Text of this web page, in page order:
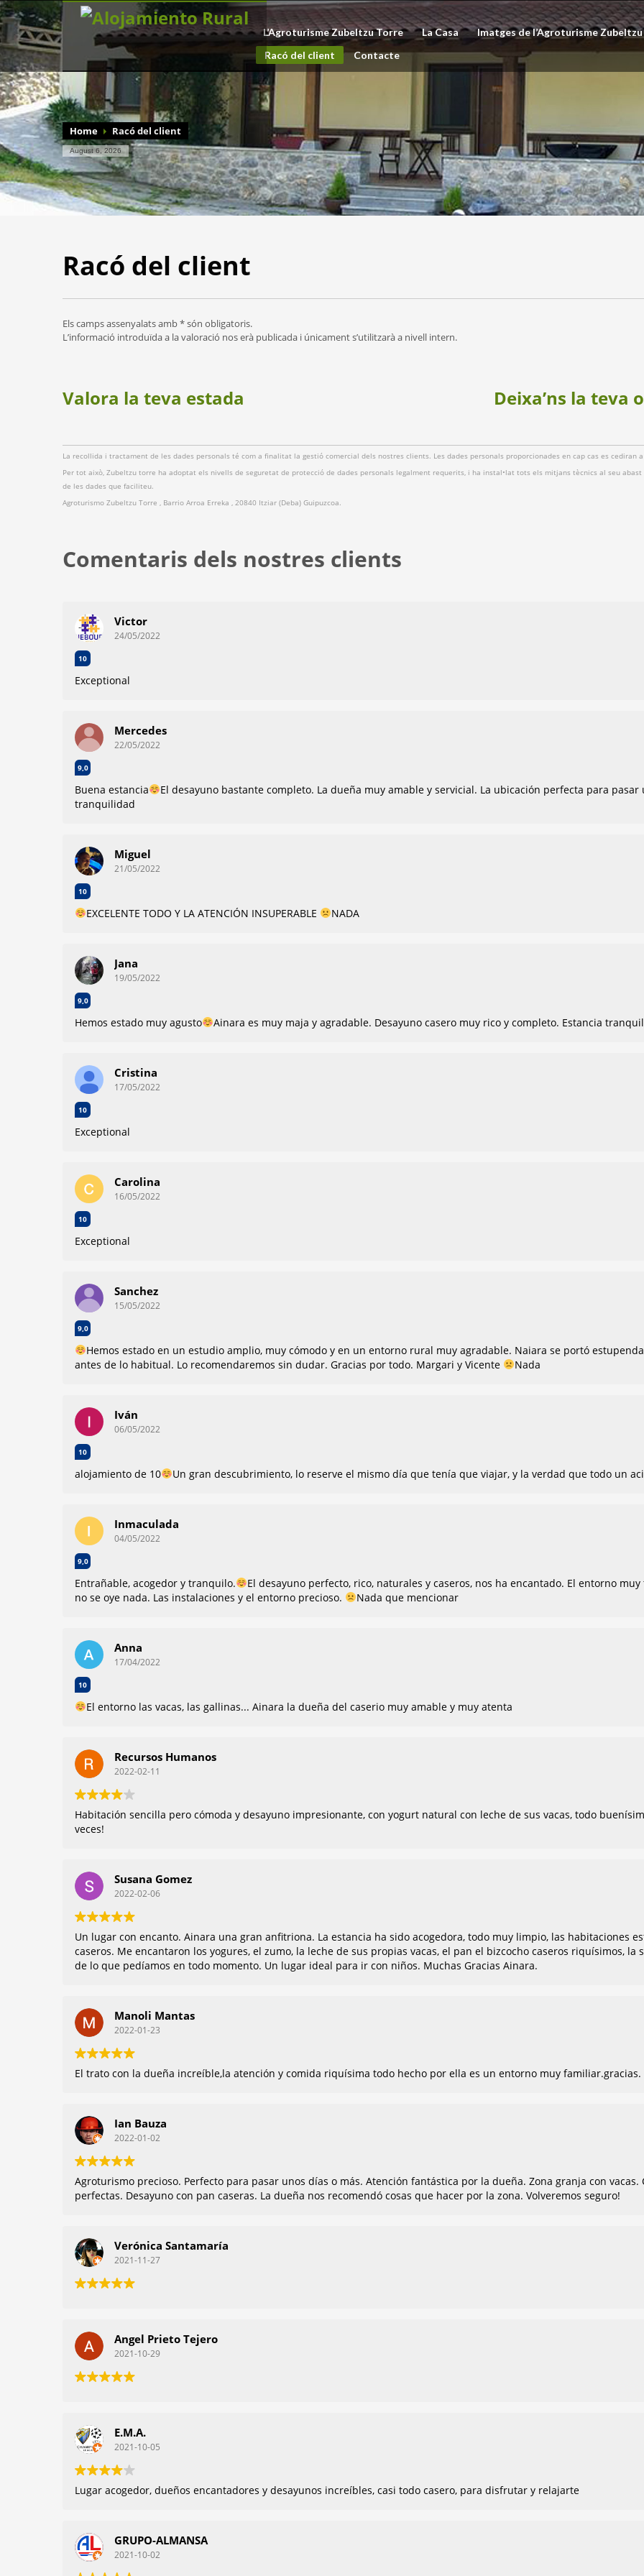
L’Agroturisme Zubeltzu Torre La Casa
Imatges de l’Agroturisme
Racó del client
Contacte
Home Racó del client
August 6, 2026
Racó del client
Els camps assenyalats amb * són obligatoris.
L’informació introduïda a la valoració nos erà publicada i únicament s’utilitzarà a nivell intern.
Valora la teva estada Deixa’ns la teva
La recollida i tractament de les dades personals té com a finalitat la gestió comercial dels nostres clients. Les dades personals proporcionades en cap cas es cediran
Per tot això, Zubeltzu torre ha adoptat els nivells de seguretat de protecció de dades personals legalment requerits, i ha instal•lat tots els mitjans tècnics al seu
de les dades que faciliteu.
Agroturismo Zubeltzu Torre , Barrio Arroa Erreka , 20840 Itziar (Deba) Guipuzcoa.
Comentaris dels nostres clients
Victor
24/05/2022
10
Exceptional
Mercedes
22/05/2022
9,0
Buena estancia
El desayuno bastante completo. La dueña muy amable y servicial. La ubicación perfecta para
tranquilidad
Miguel
21/05/2022
10
EXCELENTE TODO Y LA ATENCIÓN INSUPERABLE NADA
Jana
19/05/2022
9,0
Hemos estado muy agusto Ainara es muy maja y agradable. Desayuno casero muy rico y completo. Estancia
Cristina
17/05/2022
10
Exceptional
Carolina
16/05/2022
10
Exceptional
Sanchez
15/05/2022
9,0
Hemos estado en un estudio amplio, muy cómodo y en un entorno rural muy agradable. Naiara se portó
antes de lo habitual. Lo recomendaremos sin dudar. Gracias por todo. Margari y Vicente
Nada
Iván
06/05/2022
10
alojamiento de 10 Un gran descubrimiento, lo reserve el mismo día que tenía que viajar, y la verdad que todo un
Inmaculada
04/05/2022
9,0
Entrañable, acogedor y tranquilo.
El desayuno perfecto, rico, naturales y caseros, nos ha encantado. El entorno
no se oye nada. Las instalaciones y el entorno precioso.
Nada que mencionar
Anna
17/04/2022
10
El entorno las vacas, las gallinas... Ainara la dueña del caserio muy amable y muy atenta
Recursos Humanos
2022-02-11
Habitación sencilla pero cómoda y desayuno impresionante, con yogurt natural con leche de sus vacas, todo
veces!
Susana Gomez
2022-02-06
Un lugar con encanto. Ainara una gran anfitriona. La estancia ha sido acogedora, todo muy limpio, las habitaciones
caseros. Me encantaron los yogures, el zumo, la leche de sus propias vacas, el pan el bizcocho caseros riquísimos,
de lo que pedíamos en todo momento. Un lugar ideal para ir con niños. Muchas Gracias Ainara.
Manoli Mantas
2022-01-23
El trato con la dueña increíble,la atención y comida riquísima todo hecho por ella es un entorno muy familiar.gracias.
Ian Bauza
2022-01-02
Agroturismo precioso. Perfecto para pasar unos días o más. Atención fantástica por la dueña. Zona granja con vacas. Comedor acristalado con fuego. Habitaciones
perfectas. Desayuno con pan caseras. La dueña nos recomendó cosas que hacer por la zona. Volveremos seguro!
Verónica Santamaría
2021-11-27
Angel Prieto Tejero
2021-10-29
E.M.A.
2021-10-05
Lugar acogedor, dueños encantadores y desayunos increíbles, casi todo casero, para disfrutar y relajarte
GRUPO-ALMANSA
2021-10-02